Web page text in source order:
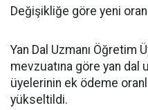
Değişikliğe göre yeni
​Yan Dal Uzmanı Öğretim
mevzuatına göre yan dal
üyelerinin ek ödeme
yükseltildi.